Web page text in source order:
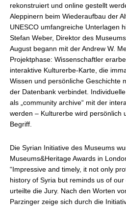
rekonstruiert und online gestellt
Aleppinern beim Wiederaufbau der
UNESCO umfangreiche Unterlagen
Stefan Weber, Direktor des
August begann mit der Andrew W.
Projektphase: Wissenschaftler
interaktive Kulturerbe-Karte, die
Wissen und persönliche Geschichte
der Datenbank verbindet.
als „community archive“ mit der
werden – Kulturerbe wird persönlich
Begriff.
Die Syrian Initiative des Museums
Museums&Heritage Awards in
“Impressive and timely, it not only
history of Syria but reminds us of
urteilte die Jury. Nach den Worten
Parzinger zeige sich durch die